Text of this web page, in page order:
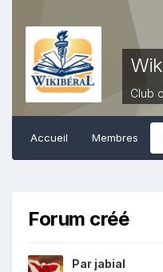
Club
Accueil Membres
Forum créé
Par jabial